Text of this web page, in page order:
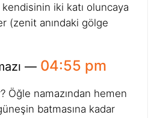
iki katı oluncaya
(zenit anındaki gölge
— 04:55 pm
Öğle namazından hemen
batmasına kadar